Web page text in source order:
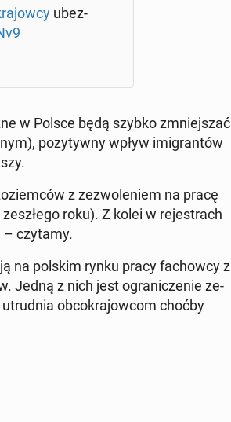
ubez­
w Polsce będą szybko zmniej­szać
po­zy­tyw­ny wpływ imi­gran­tów
z ze­zwo­le­niem na pracę
roku). Z kolei w re­je­strach
– czytamy.
na polskim rynku pracy fa­chow­cy z
Jedną z nich jest ogra­ni­cze­nie ze­
ob­co­kra­jow­com choćby